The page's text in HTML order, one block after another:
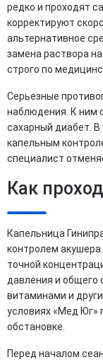
редко и проходят
корректируют
альтернативное
замена раствора
строго по
Серьезные
наблюдения. К ним
сахарный диабет. В
капельным
специалист
Как
Капельница
контролем
точной
давления и общего
витаминами и
условиях «Мед Юг»
обстановке.
Перед началом